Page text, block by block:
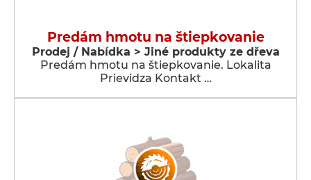
Predám hmotu na štiepkovanie
Prodej / Nabídka > Jiné produkty ze dřeva
Predám hmotu na štiepkovanie. Lokalita
Prievidza Kontakt …